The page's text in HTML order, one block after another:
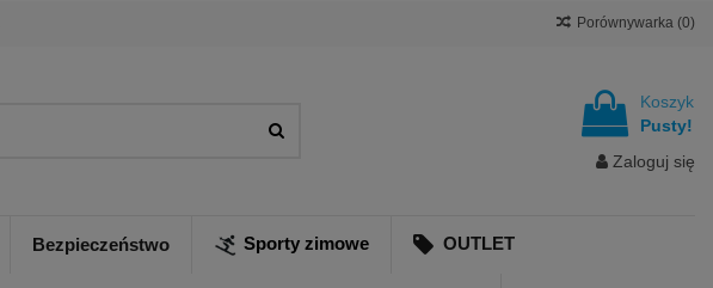
Porównywarka (0)
Koszyk
Pusty!
Zaloguj się
Bezpieczeństwo Sporty zimowe OUTLET